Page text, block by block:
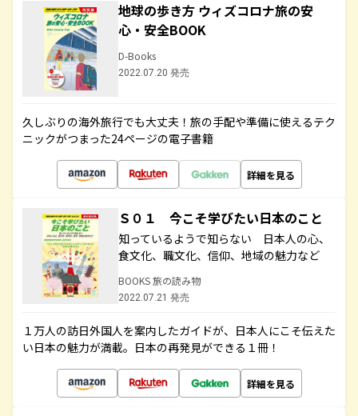
地球の歩き方 ウィズコロナ旅の安
心・安全BOOK
D-Books
2022.07.20 発売
久しぶりの海外旅行でも大丈夫！旅の手配や準備に使えるテク
ニックがつまった24ページの電子書籍
詳細を見る
Ｓ０１ 今こそ学びたい日本のこと
知っているようで知らない 日本人の心、
食文化、職文化、信仰、地域の魅力など
BOOKS 旅の読み物
2022.07.21 発売
１万人の訪日外国人を案内したガイドが、日本人にこそ伝えた
い日本の魅力が満載。日本の再発見ができる１冊！
詳細を見る